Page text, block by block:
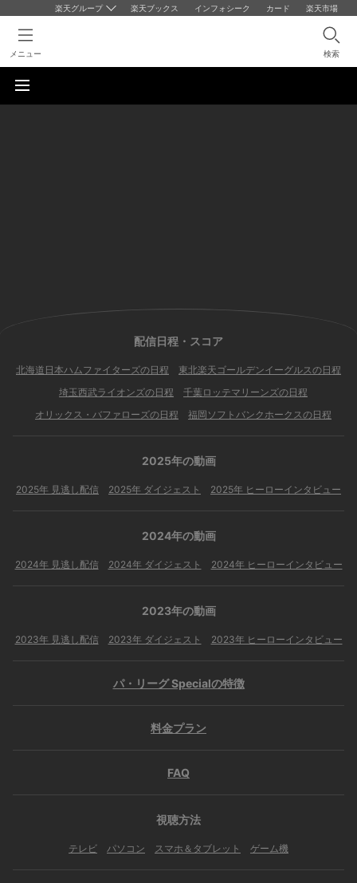
楽天グループ 楽天ブックス インフォシーク カード 楽天市場
メニュー 検索
配信日程・スコア
北海道日本ハムファイターズの日程
東北楽天ゴールデンイーグルスの日程
埼玉西武ライオンズの日程
千葉ロッテマリーンズの日程
オリックス・バファローズの日程
福岡ソフトバンクホークスの日程
2025年の動画
2025年 見逃し配信 2025年 ダイジェスト 2025年 ヒーローインタビュー
2024年の動画
2024年 見逃し配信 2024年 ダイジェスト 2024年 ヒーローインタビュー
2023年の動画
2023年 見逃し配信 2023年 ダイジェスト 2023年 ヒーローインタビュー
パ・リーグ Specialの特徴
料金プラン
FAQ
視聴方法
テレビ パソコン スマホ＆タブレット ゲーム機